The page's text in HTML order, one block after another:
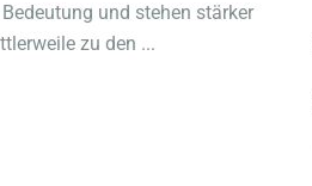
und stehen stärker
zu den ...